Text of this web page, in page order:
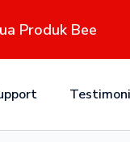
Produk Bee
Testimoni